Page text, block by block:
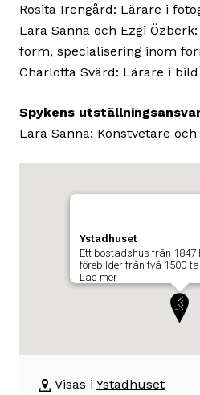
Rosita Irengård: Lärare i
Lara Sanna och Ezgi
form, specialisering inom
Charlotta Svärd: Lärare i
Spykens
Lara Sanna: Konstvetare
byggnadens
position
Ystadhuset
Ett bostadshus från 1847
förebilder från två 1500-
Läs mer
Visas i Ystadhuset